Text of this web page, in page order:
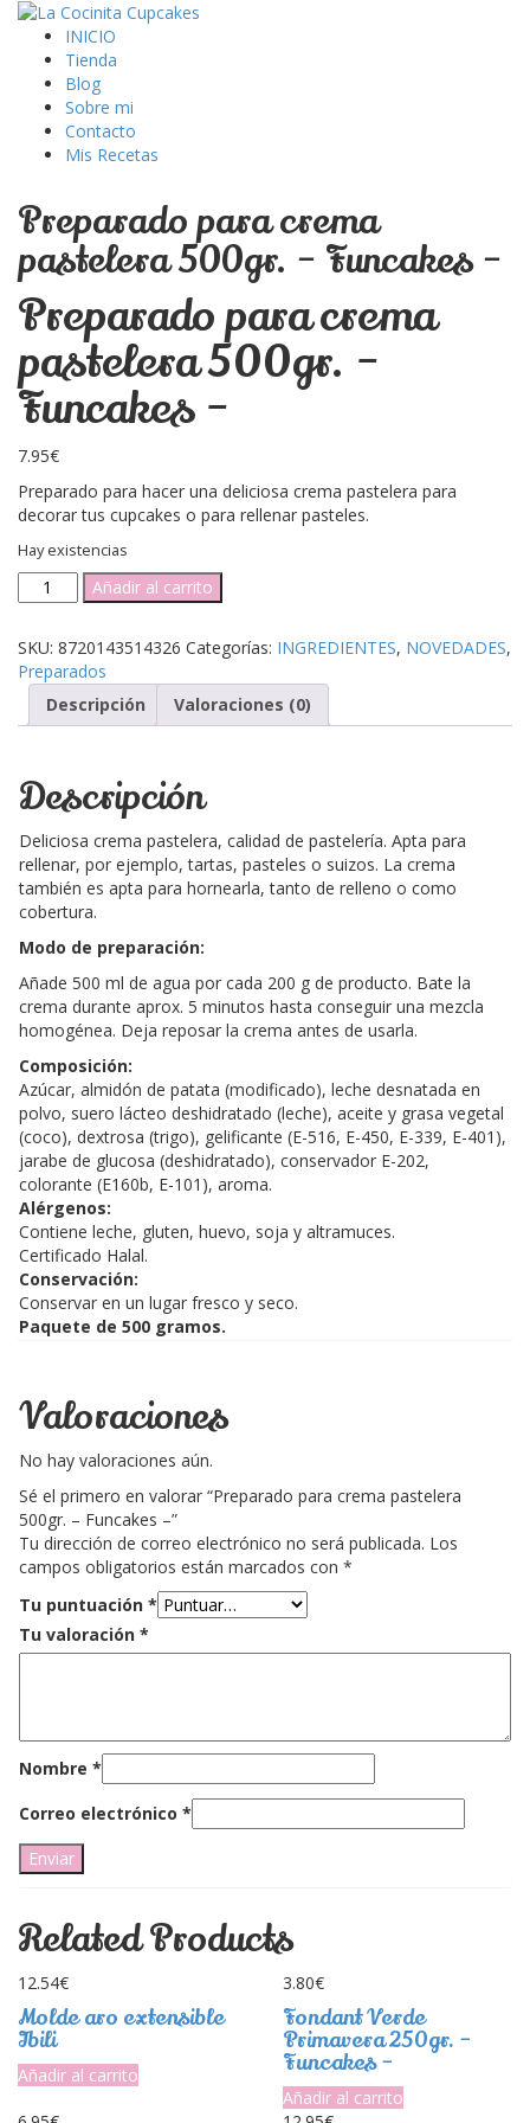
INICIO
Tienda
Blog
Sobre mi
Contacto
Mis Recetas
Preparado para crema
pastelera 500gr. – Funcakes –
Preparado para crema
pastelera 500gr. –
Funcakes –
7.95€
Preparado para hacer una deliciosa crema pastelera para
decorar tus cupcakes o para rellenar pasteles.
Hay existencias
Preparado
para
pastelera
500gr.
Funcakes
Añadir al carrito
SKU: 8720143514326 Categorías: INGREDIENTES, NOVEDADES,
Preparados
Descripción
Valoraciones (0)
Descripción
Deliciosa crema pastelera, calidad de pastelería. Apta para
rellenar, por ejemplo, tartas, pasteles o suizos. La crema
también es apta para hornearla, tanto de relleno o como
cobertura.
Modo de preparación:
Añade 500 ml de agua por cada 200 g de producto. Bate la
crema durante aprox. 5 minutos hasta conseguir una mezcla
homogénea. Deja reposar la crema antes de usarla.
Composición:
Azúcar, almidón de patata (modificado), leche desnatada en
polvo, suero lácteo deshidratado (leche), aceite y grasa vegetal
(coco), dextrosa (trigo), gelificante (E-516, E-450, E-339, E-401),
jarabe de glucosa (deshidratado), conservador E-202,
colorante (E160b, E-101), aroma.
Alérgenos:
Contiene leche, gluten, huevo, soja y altramuces.
Certificado Halal.
Conservación:
Conservar en un lugar fresco y seco.
Paquete de 500 gramos.
Valoraciones
No hay valoraciones aún.
Sé el primero en valorar “Preparado para crema pastelera
500gr. – Funcakes –”
Tu dirección de correo electrónico no será publicada. Los
campos obligatorios están marcados con *
Tu puntuación *
Tu valoración *
Nombre *
Correo electrónico *
Related Products
12.54€
Molde aro extensible
Ibili
Añadir al carrito
3.80€
Fondant Verde
Primavera 250gr. –
Funcakes –
Añadir al carrito